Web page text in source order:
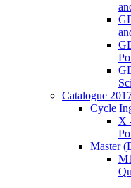
Catalogue
Cycle
X
Master